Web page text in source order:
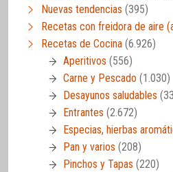
Nuevas tendencias (395)
Recetas con freidora de aire
Recetas de Cocina (6.926)
Aperitivos (556)
Carne y Pescado (1.030)
Desayunos saludables
Entrantes (2.672)
Especias, hierbas
Pan y varios (208)
Pinchos y Tapas (220)